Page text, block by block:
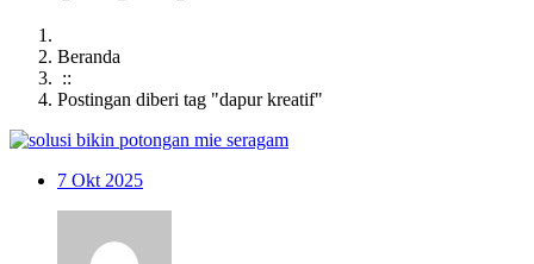
Beranda
::
Postingan diberi tag "dapur kreatif"
7 Okt 2025